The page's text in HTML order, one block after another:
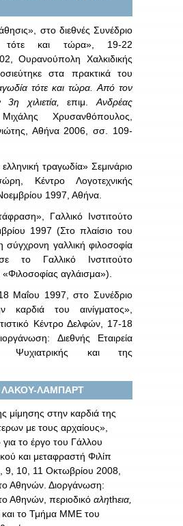
στο διεθνές Συνέδριο
τότε και τώρα», 19-22
Ουρανούπολη Χαλκιδικής
στα πρακτικά του
τότε και τώρα. Από τον
3η χιλιετία,επιμ.Ανδρέας
Χρυσανθόπουλος,
Αθήνα 2006, σσ. 109-
τραγωδία» Σεμινάριο
Κέντρο Λογοτεχνικής
1997, Αθήνα.
Γαλλικό Ινστιτούτο
1997 (Στο πλαίσιο του
σύγχρονη γαλλική φιλοσοφία
το Γαλλικό Ινστιτούτο
αγλάισμα»).
Μαΐου 1997, στο Συνέδριο
καρδιά του αινίγματος»,
Κέντρο Δελφών, 17-18
Διεθνής Εταιρεία
Ψυχιατρικής και της
ΛΑΚΟΥ-ΛΑΜΠΑΡΤ
μίμησης στην καρδιά της
με τους αρχαίους»,
για το έργο του Γάλλου
και μεταφραστή Φιλίπ
10, 11 Oκτωβρίου 2008,
Αθηνών. Διοργάνωση:
Αθηνών, περιοδικό αληthεια,
και το Τμήμα ΜΜΕ του